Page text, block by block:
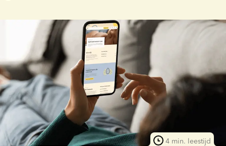
4 min. leestijd